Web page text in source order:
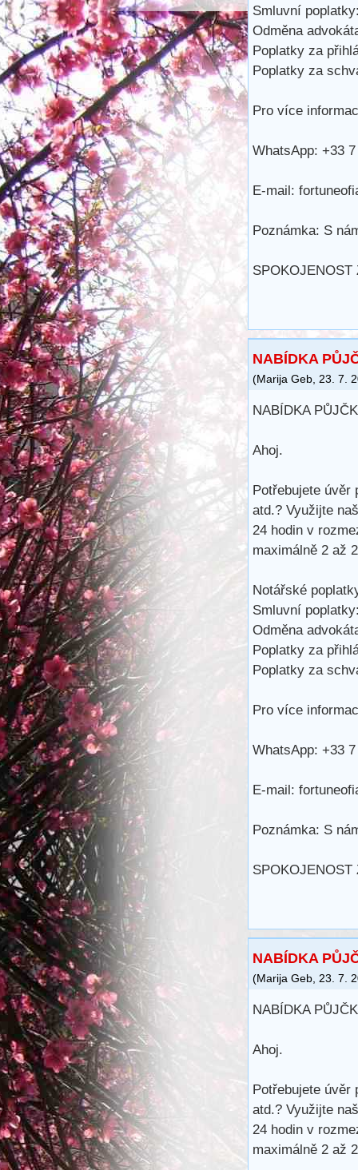
Smluvní
Odměna
Poplatky za
Poplatky za
Pro více
WhatsApp: +33
E-mail:
Poznámka: S
NABÍDKA
(Marija Geb, 23. 7.
NABÍDKA
Ahoj.
Potřebujete úvěr
atd.? Využijte
24 hodin v
maximálně 2 až
Notářské
Smluvní
Odměna
Poplatky za
Poplatky za
Pro více
WhatsApp: +33
E-mail:
Poznámka: S
NABÍDKA
(Marija Geb, 23. 7.
NABÍDKA
Ahoj.
Potřebujete úvěr
atd.? Využijte
24 hodin v
maximálně 2 až